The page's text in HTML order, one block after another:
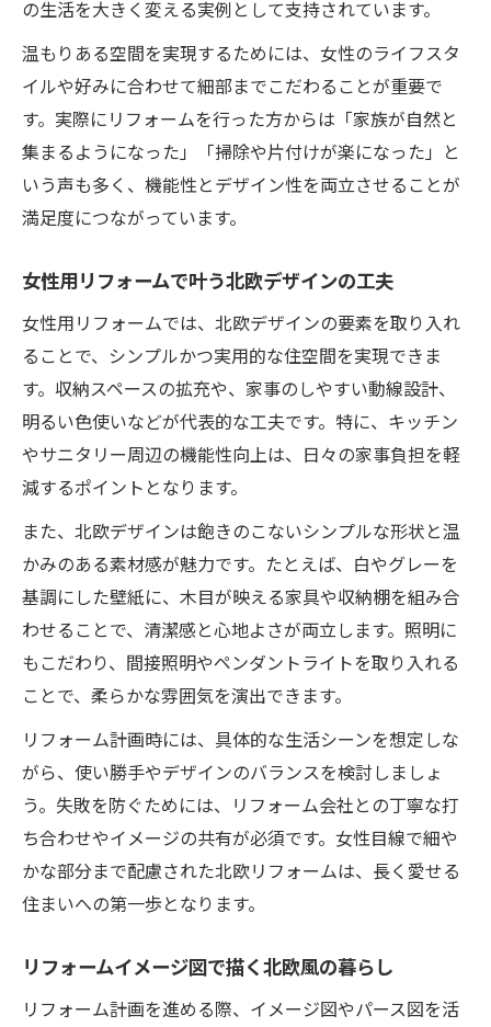
の生活を大きく変える実例として支持されています。
温もりある空間を実現するためには、女性のライフスタ
イルや好みに合わせて細部までこだわることが重要で
す。実際にリフォームを行った方からは「家族が自然と
集まるようになった」「掃除や片付けが楽になった」と
いう声も多く、機能性とデザイン性を両立させることが
満足度につながっています。
女性用リフォームで叶う北欧デザインの工夫
女性用リフォームでは、北欧デザインの要素を取り入れ
ることで、シンプルかつ実用的な住空間を実現できま
す。収納スペースの拡充や、家事のしやすい動線設計、
明るい色使いなどが代表的な工夫です。特に、キッチン
やサニタリー周辺の機能性向上は、日々の家事負担を軽
減するポイントとなります。
また、北欧デザインは飽きのこないシンプルな形状と温
かみのある素材感が魅力です。たとえば、白やグレーを
基調にした壁紙に、木目が映える家具や収納棚を組み合
わせることで、清潔感と心地よさが両立します。照明に
もこだわり、間接照明やペンダントライトを取り入れる
ことで、柔らかな雰囲気を演出できます。
リフォーム計画時には、具体的な生活シーンを想定しな
がら、使い勝手やデザインのバランスを検討しましょ
う。失敗を防ぐためには、リフォーム会社との丁寧な打
ち合わせやイメージの共有が必須です。女性目線で細や
かな部分まで配慮された北欧リフォームは、長く愛せる
住まいへの第一歩となります。
リフォームイメージ図で描く北欧風の暮らし
リフォーム計画を進める際、イメージ図やパース図を活